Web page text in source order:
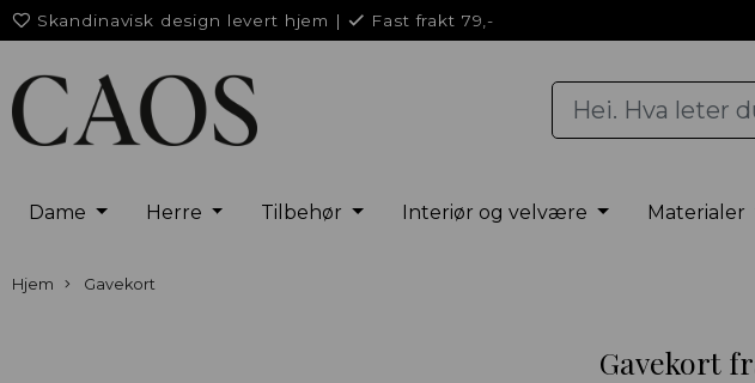
Skandinavisk design levert hjem | Fast frakt 79,-
Dame Herre Tilbehør Interiør og velvære Materialer
Hjem Gavekort
Gavekort